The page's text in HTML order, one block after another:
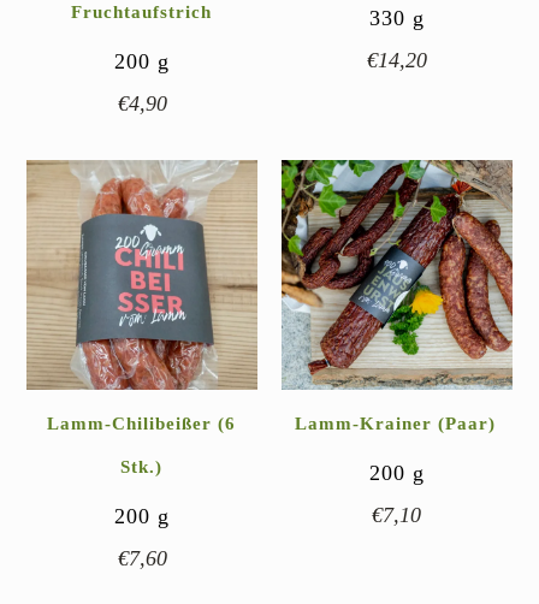
Fruchtaufstrich
200 g
€4,90
330 g
€14,20
Lamm-Chilibeißer (6
Stk.)
200 g
€7,60
Lamm-Krainer (Paar)
200 g
€7,10